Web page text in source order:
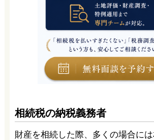
相続税の納税義務者
財産を相続した際、多くの場合に